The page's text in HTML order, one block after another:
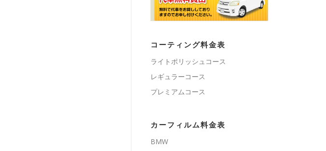
コーティング料金表
ライトポリッシュコース
レギュラーコース
プレミアムコース
カーフィルム料金表
BMW